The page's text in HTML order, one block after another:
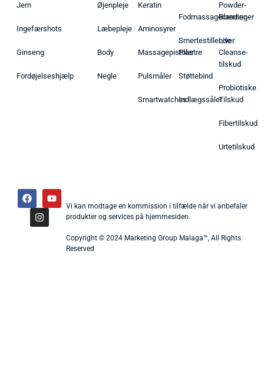
Jern
Ingefærshots
Ginseng
Fordøjelseshjælp
Øjenpleje
Læbepleje
Body
Negle
Keratin
Aminosyrer
Massagepistoler
Pulsmåler
Smartwatches
Fodmassagecremer
Smertestillende
Plastre
Støttebind
Indlægssåler
Powder-
Blandinger
Liver
Cleanse-
tilskud
Probiotiske
Tilskud
Fibertilskud
Urtetilskud
Vi kan modtage en kommission i tilfælde når vi anbefaler
produkter og services på hjemmesiden.
Copyright © 2024 Marketing Group Malaga™, All Rights
Reserved